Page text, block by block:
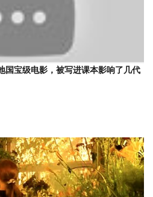
国宝级电影，被写进课本影响了几代